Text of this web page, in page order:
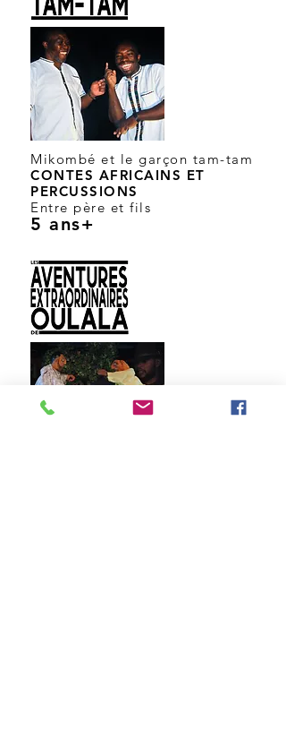
Mikombé et le garçon tam-tam
CONTES AFRICAINS ET
PERCUSSIONS
Entre père et fils
5 ans+